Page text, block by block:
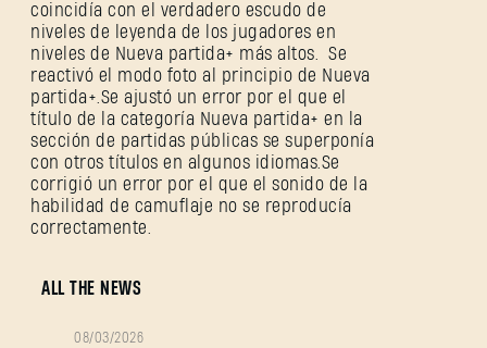
coincidía con el verdadero escudo de
niveles de leyenda de los jugadores en
niveles de Nueva partida+ más altos. Se
reactivó el modo foto al principio de Nueva
partida+.Se ajustó un error por el que el
título de la categoría Nueva partida+ en la
sección de partidas públicas se superponía
con otros títulos en algunos idiomas.Se
corrigió un error por el que el sonido de la
habilidad de camuflaje no se reproducía
correctamente.
ALL THE NEWS
08/03/2026